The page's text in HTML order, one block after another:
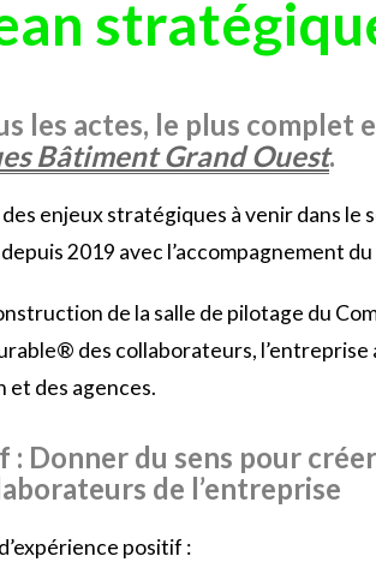
les actes, le plus complet
Bâtiment Grand Ouest.
enjeux stratégiques à venir dans le
2019 avec l’accompagnement
de la salle de pilotage du
des collaborateurs,
et des agences.
: Donner du sens pour
de l’entreprise
positif :